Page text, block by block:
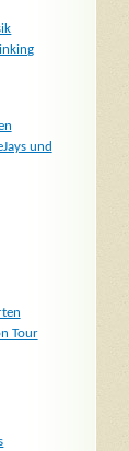
und
Tour